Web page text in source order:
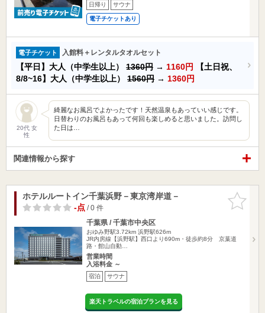
日帰り サウナ
電子チケットあり
電子チケット 入館料＋レンタルタオルセット
【平日】大人（中学生以上） 1360円 → 1160円
【土日祝、
8/8~16】大人（中学生以上） 1560円 → 1360円
20代 女
性
綺麗なお風呂でよかったです！天然温泉もあっていい感じです。
日替わりのお風呂もあって何回も楽しめると思いました。訪問し
た日は…
関連情報から探す
お気に入
りに追加
ホテルルートイン千葉浜野－東京湾岸道－
-点/ 0 件
千葉県 / 千葉市中央区
おゆみ野駅3.72km 浜野駅626m
JR内房線【浜野駅】西口より690m・徒歩約8分 京葉道
路・館山自動…
営業時間
入浴料金 ～
宿泊 サウナ
楽天トラベルの宿泊プランを見る